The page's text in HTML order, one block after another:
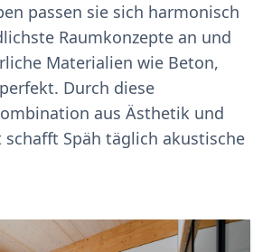
passen sie sich harmonisch
Raumkonzepte an und
Materialien wie Beton,
Durch diese
aus Ästhetik und
Späh täglich akustische